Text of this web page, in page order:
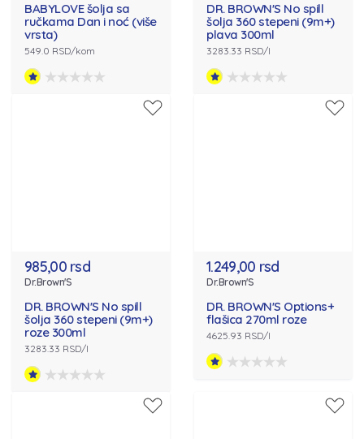
BABYLOVE šolja sa
ručkama Dan i noć (više
vrsta)
549.0 RSD/kom
DR. BROWN'S No spill
šolja 360 stepeni (9m+)
plava 300ml
3283.33 RSD/l
985,00 rsd
Dr.Brown'S
DR. BROWN'S No spill
šolja 360 stepeni (9m+)
roze 300ml
3283.33 RSD/l
1.249,00 rsd
Dr.Brown'S
DR. BROWN'S Options+
flašica 270ml roze
4625.93 RSD/l